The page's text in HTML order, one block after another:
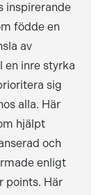
inspirerande
födde en
av
en inre styrka
sig
alla. Här
hjälpt
och
enligt
points. Här